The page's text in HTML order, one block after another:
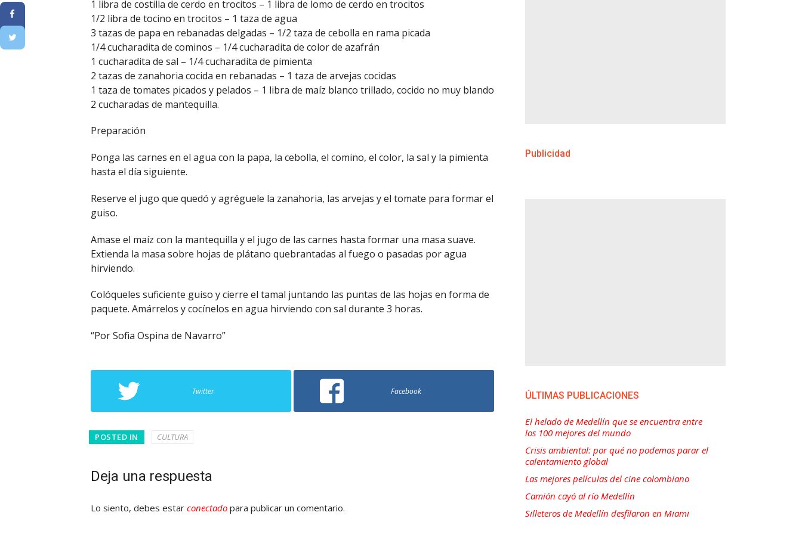
1 libra de costilla de cerdo en trocitos – 1 libra de lomo de cerdo en trocitos
1/2 libra de tocino en trocitos – 1 taza de agua
3 tazas de papa en rebanadas delgadas – 1/2 taza de cebolla en rama picada
1/4 cucharadita de cominos – 1/4 cucharadita de color de azafrán
1 cucharadita de sal – 1/4 cucharadita de pimienta
2 tazas de zanahoria cocida en rebanadas – 1 taza de arvejas cocidas
1 taza de tomates picados y pelados – 1 libra de maíz blanco trillado, cocido no muy blando
2 cucharadas de mantequilla.
Preparación
Ponga las carnes en el agua con la papa, la cebolla, el comino, el color, la sal y la pimienta
hasta el día siguiente.
Reserve el jugo que quedó y agréguele la zanahoria, las arvejas y el tomate para formar el
guiso.
Amase el maíz con la mantequilla y el jugo de las carnes hasta formar una masa suave.
Extienda la masa sobre hojas de plátano quebrantadas al fuego o pasadas por agua
hirviendo.
Colóqueles suficiente guiso y cierre el tamal juntando las puntas de las hojas en forma de
paquete. Amárrelos y cocínelos en agua hirviendo con sal durante 3 horas.
“Por Sofia Ospina de Navarro”
Twitter Facebook
POSTED IN CULTURA
Deja una respuesta
Lo siento, debes estar conectado para publicar un comentario.
Publicidad
ÚLTIMAS PUBLICACIONES
El helado de Medellín que se encuentra entre
los 100 mejores del mundo
Crisis ambiental: por qué no podemos parar el
calentamiento global
Las mejores películas del cine colombiano
Camión cayó al río Medellín
Silleteros de Medellín desfilaron en Miami